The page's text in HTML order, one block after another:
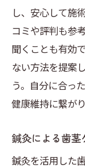
し、安心して施
コミや評判も参
聞くことも有効
ない方法を提案
う。自分に合っ
健康維持に繋がり
鍼灸による歯茎
鍼灸を活用した